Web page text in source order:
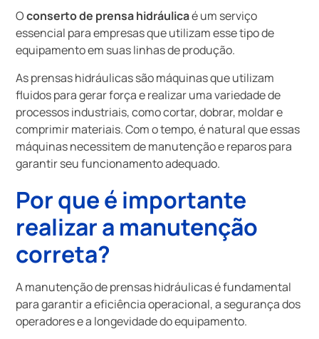
Oconserto de prensa hidráulicaé um serviço
essencial para empresas que utilizam esse tipo de
equipamento em suas linhas de produção.
As prensas hidráulicas são máquinas que utilizam
fluidos para gerar força e realizar uma variedade de
processos industriais, como cortar, dobrar, moldar e
comprimir materiais. Com o tempo, é natural que essas
máquinas necessitem de manutenção e reparos para
garantir seu funcionamento adequado.
Por que é importante
realizar a manutenção
correta?
A manutenção de prensas hidráulicas é fundamental
para garantir a eficiência operacional, a segurança dos
operadores e a longevidade do equipamento.